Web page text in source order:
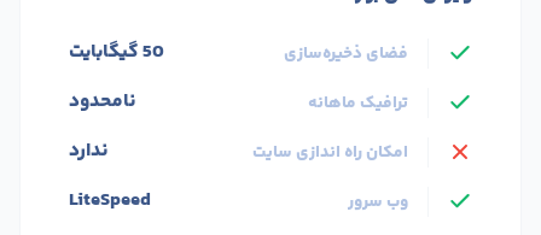
فضای ذخیره‌سازی 50 گیگابایت
ترافیک ماهانه نامحدود
امکان راه اندازی سایت ندارد
وب سرور LiteSpeed